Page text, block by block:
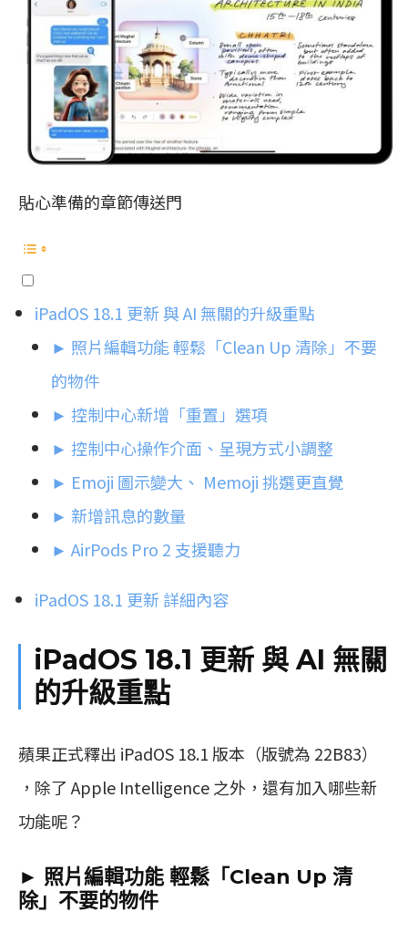
貼心準備的章節傳送門
iPadOS 18.1 更新 與 AI 無關的升級重點
► 照片編輯功能 輕鬆「Clean Up 清除」不要
的物件
► 控制中心新增「重置」選項
► 控制中心操作介面、呈現方式小調整
► Emoji 圖示變大、 Memoji 挑選更直覺
► 新增訊息的數量
► AirPods Pro 2 支援聽力
iPadOS 18.1 更新 詳細內容
iPadOS 18.1 更新 與 AI 無關
的升級重點
蘋果正式釋出 iPadOS 18.1 版本（版號為 22B83）
，除了 Apple Intelligence 之外，還有加入哪些新
功能呢？
► 照片編輯功能 輕鬆「Clean Up 清
除」不要的物件